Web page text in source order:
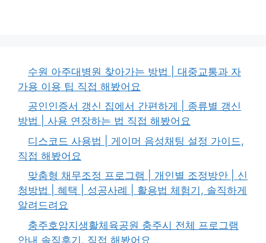
수원 아주대병원 찾아가는 방법 | 대중교통과 자
가용 이용 팁 직접 해봤어요
공인인증서 갱신 집에서 간편하게 | 종류별 갱신
방법 | 사용 연장하는 법 직접 해봤어요
디스코드 사용법 | 게이머 음성채팅 설정 가이드,
직접 해봤어요
맞춤형 채무조정 프로그램 | 개인별 조정방안 | 신
청방법 | 혜택 | 성공사례 | 활용법 체험기, 솔직하게
알려드려요
충주호암지생활체육공원 충주시 전체 프로그램
안내 솔직후기, 직접 해봤어요